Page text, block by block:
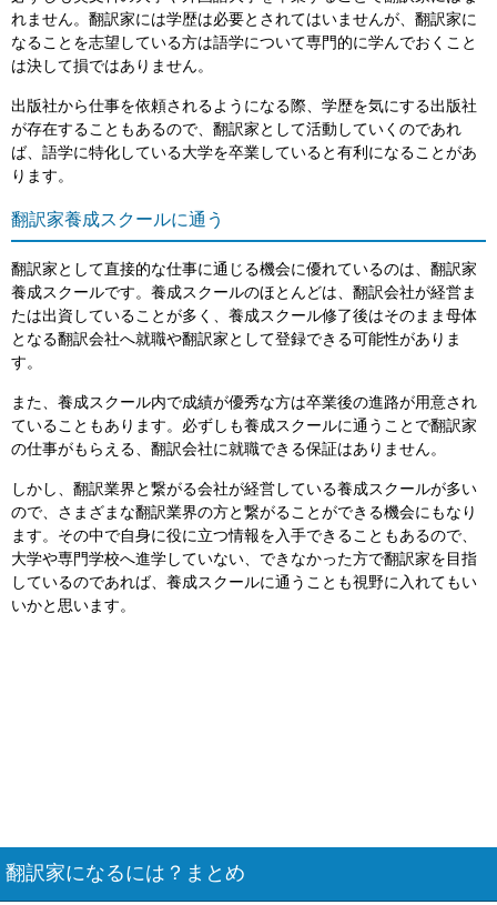
れません。翻訳家には学歴は必要とされてはいませんが、翻訳家に
なることを志望している方は語学について専門的に学んでおくこと
は決して損ではありません。
出版社から仕事を依頼されるようになる際、学歴を気にする出版社
が存在することもあるので、翻訳家として活動していくのであれ
ば、語学に特化している大学を卒業していると有利になることがあ
ります。
翻訳家養成スクールに通う
翻訳家として直接的な仕事に通じる機会に優れているのは、翻訳家
養成スクールです。養成スクールのほとんどは、翻訳会社が経営ま
たは出資していることが多く、養成スクール修了後はそのまま母体
となる翻訳会社へ就職や翻訳家として登録できる可能性がありま
す。
また、養成スクール内で成績が優秀な方は卒業後の進路が用意され
ていることもあります。必ずしも養成スクールに通うことで翻訳家
の仕事がもらえる、翻訳会社に就職できる保証はありません。
しかし、翻訳業界と繋がる会社が経営している養成スクールが多い
ので、さまざまな翻訳業界の方と繋がることができる機会にもなり
ます。その中で自身に役に立つ情報を入手できることもあるので、
大学や専門学校へ進学していない、できなかった方で翻訳家を目指
しているのであれば、養成スクールに通うことも視野に入れてもい
いかと思います。
翻訳家になるには？まとめ